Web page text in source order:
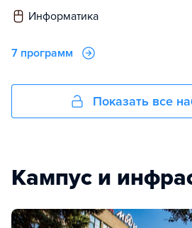
информатика
7 программ
Показать все
Кампус и